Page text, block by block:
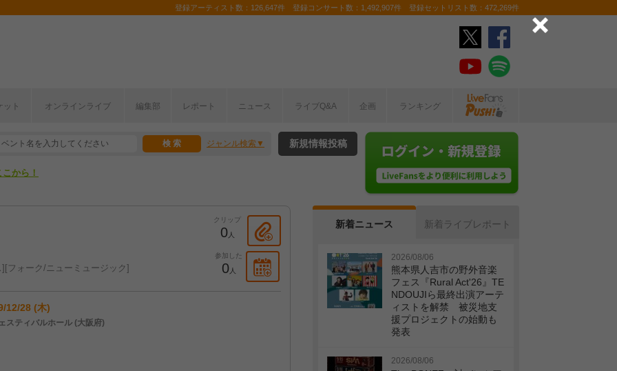
登録アーティスト数：126,647件 登録コンサート数：1,492,907件 登録セットリスト数：472,269件
ット オンラインライブ 編集部 レポート ニュース ライブQ&A 企画 ランキング
ジャンル検索
半期編発表！
から！
新規情報投稿
クリップ
0人
参加した
0人
フォーク/ニューミュージック
12/28 (木)
スティバルホール (大阪府)
新着ニュース 新着ライブレポート
2026/08/06
熊本県人吉市の野外音楽
フェス『Rural Act'26』TE
NDOUJIら最終出演アーテ
ィストを解禁 被災地支
援プロジェクトの始動も
発表
2026/08/06